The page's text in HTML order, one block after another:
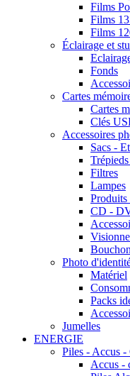
Films
Films
Films
Éclairage et
Fonds
Cartes
Cartes
Clés
Accessoires
Sacs -
Filtres
Lampes
Produits
CD -
Photo
Matériel
Packs
Jumelles
ENERGIE
Piles - Accus -
Accus -